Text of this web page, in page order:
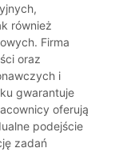
również
Firma
oraz
i
gwarantuje
oferują
podejście
zadań